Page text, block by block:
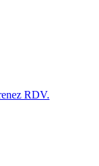
RDV.